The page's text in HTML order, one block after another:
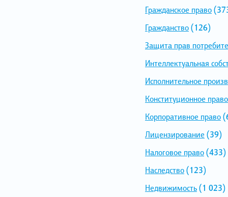
Гражданское право
Гражданство(126)
Защита прав
Интеллектуальная
Исполнительное
Конституционное право
Корпоративное право
Лицензирование (39)
Налоговое право(433)
Наследство(123)
Недвижимость(1 023)